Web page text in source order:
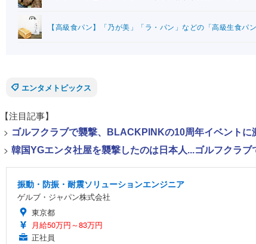
【高級食パン】「乃が美」「ラ・パン」などの「高級生食
エンタメトピックス
【注目記事】
> ゴルフクラブで襲撃、BLACKPINKの10周年イベント
> 韓国YGエンタ社屋を襲撃したのは日本人...ゴルフクラ
振動・防振・耐震ソリューションエンジニア
ゲルブ・ジャパン株式会社
東京都
月給50万円～83万円
正社員